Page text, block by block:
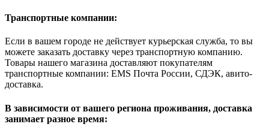
Транспортные компании:
Если в вашем городе не действует курьерская служба, то вы
можете заказать доставку через транспортную компанию.
Товары нашего магазина доставляют покупателям
транспортные компании: EMS Почта России, СДЭК, авито-
доставка.
В зависимости от вашего региона проживания, доставка
занимает разное время: